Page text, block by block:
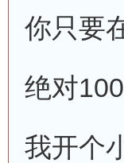
你只要
绝对
我开个